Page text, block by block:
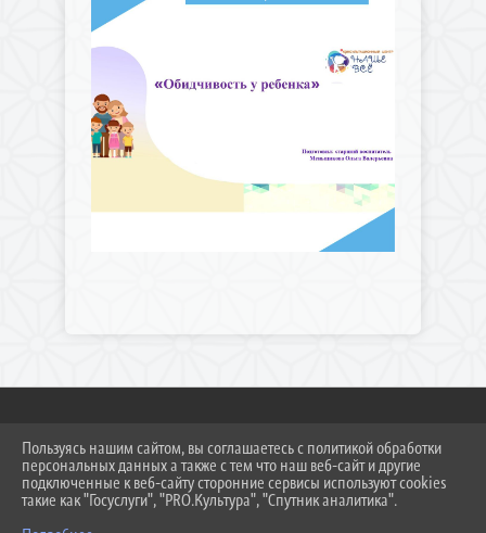
2026 Г. DS308KC.RU
ВХОД
КАРТА САЙТА
Пользуясь нашим сайтом, вы соглашаетесь с политикой обработки
персональных данных а также с тем что наш веб-сайт и другие
подключенные к веб-сайту сторонние сервисы используют cookies
такие как "Госуслуги", "PRO.Культура", "Спутник аналитика".